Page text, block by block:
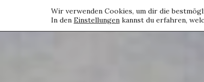
Wir verwenden Cookies, um dir die
In den Einstellungenkannst du erfahren,